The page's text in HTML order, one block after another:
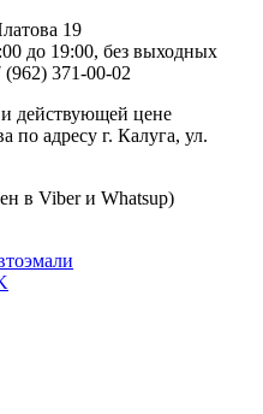
19
до 19:00, без выходных
371-00-02
действующей цене
по адресу г. Калуга, ул.
в Viber и Whatsup)